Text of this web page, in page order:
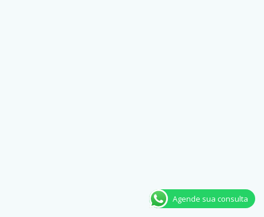
Agende sua consulta